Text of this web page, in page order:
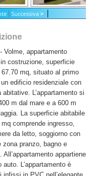
Successiva >
Volme, appartamento
costruzione, superficie
mq, situato al primo
edificio residenziale con
abitative. L’appartamento si
m dal mare e a 600 m
La superficie abitabile
comprende ingresso,
da letto, soggiorno con
zona pranzo, bagno e
All’appartamento appartiene
auto. L’appartamento è